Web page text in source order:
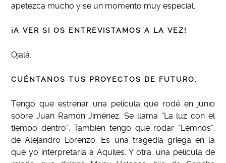
apetezca mucho y se un momento muy especial.
¡A VER SI OS ENTREVISTAMOS A LA VEZ!
Ojalá.
CUÉNTANOS TUS PROYECTOS DE FUTURO.
Tengo que estrenar una película que rodé en junio
sobre Juan Ramón Jiménez. Se llama “La luz con el
tiempo dentro”. También tengo que rodar “Lemnos”,
de Alejandro Lorenzo. Es una tragedia griega en la
que yo interpretaría a Aquiles. Y otra, una película de